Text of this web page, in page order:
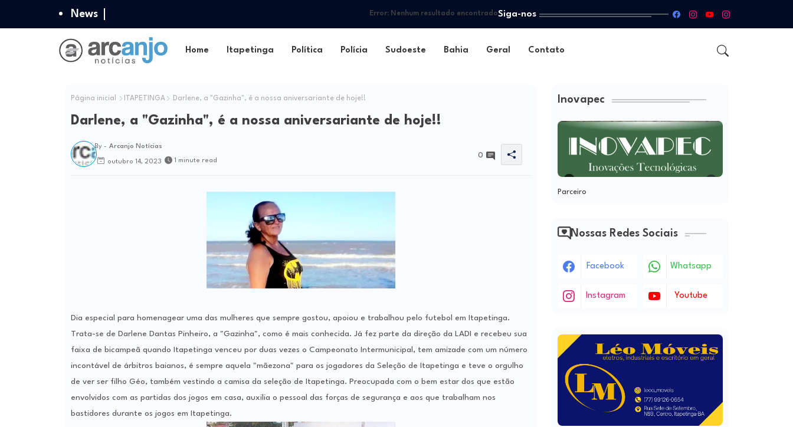
News Error:Nenhum resultado encontradoSiga-nos
Home Itapetinga Política Polícia Sudoeste Bahia Geral Contato
Página inicial ITAPETINGA Darlene, a "Gazinha", é a nossa aniversariante de hoje!!
Darlene, a "Gazinha", é a nossa aniversariante de hoje!!
By - Arcanjo Notícias
outubro 14, 2023 1 minute read
0
Dia especial para homenagear uma das mulheres que sempre gostou, apoiou e trabalhou pelo futebol em Itapetinga.
Trata-se de Darlene Dantas Pinheiro, a "Gazinha", como é mais conhecida. Já fez parte da direção da LADI e recebeu sua
faixa de bicampeã quando Itapetinga venceu por duas vezes o Campeonato Intermunicipal, tem amizade com um número
incontável de árbitros baianos, é sempre aquela "mãezona" para os jogadores da Seleção de Itapetinga e teve o orgulho
de ver ser filho Géo, também vestindo a camisa da seleção de Itapetinga. Preocupada com o bem estar dos que estão
envolvidos com as partidas dos jogos em casa, auxilia o pessoal das forças de segurança e aos que trabalham nos
bastidores durante os jogos em Itapetinga.
Inovapec
Parceiro
Nossas Redes Sociais
Facebook Whatsapp
Instagram Youtube